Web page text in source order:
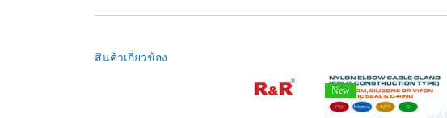
สินค้าเกี่ยวข้อง
New